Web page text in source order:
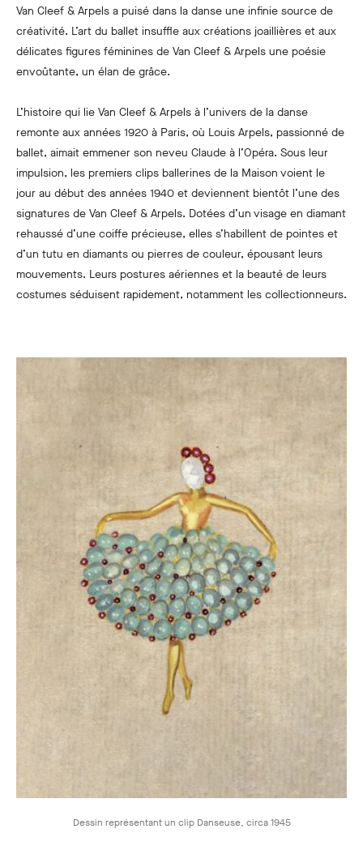
Van Cleef & Arpels a puisé dans la danse une infinie source de
créativité. L’art du ballet insuffle aux créations joaillières et aux
délicates figures féminines de Van Cleef & Arpels une poésie
envoûtante, un élan de grâce.
L’histoire qui lie Van Cleef & Arpels à l’univers de la danse
remonte aux années 1920 à Paris, où Louis Arpels, passionné de
ballet, aimait emmener son neveu Claude à l’Opéra. Sous leur
impulsion, les premiers clips ballerines de la Maison voient le
jour au début des années 1940 et deviennent bientôt l’une des
signatures de Van Cleef & Arpels. Dotées d’un visage en diamant
rehaussé d’une coiffe précieuse, elles s’habillent de pointes et
d’un tutu en diamants ou pierres de couleur, épousant leurs
mouvements. Leurs postures aériennes et la beauté de leurs
costumes séduisent rapidement, notamment les collectionneurs.
Dessin représentant un clip Danseuse, circa 1945